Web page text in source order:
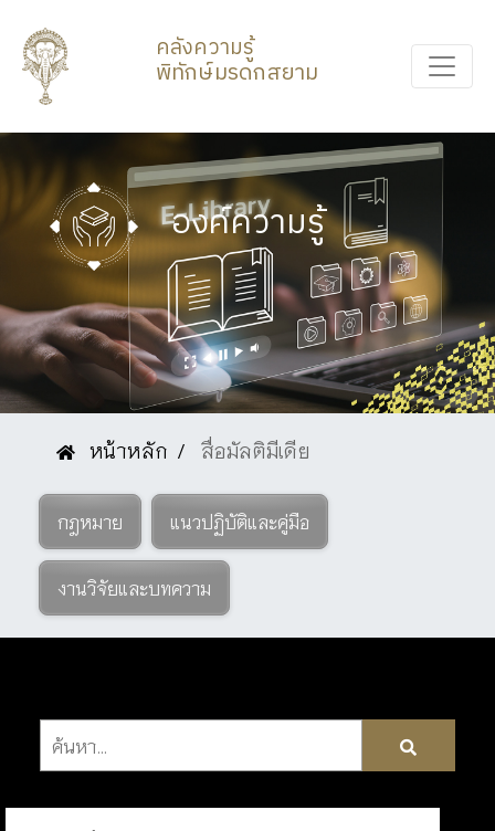
คลังความรู้
พิทักษ์มรดกสยาม
องค์ความรู้
หน้าหลัก สื่อมัลติมีเดีย
กฎหมาย แนวปฏิบัติและคู่มือ
งานวิจัยและบทความ